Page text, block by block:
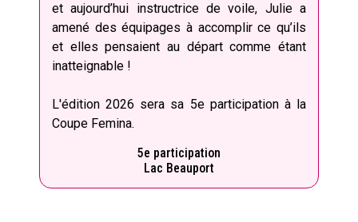
et aujourd’hui instructrice de voile, Julie a
amené des équipages à accomplir ce qu’ils
et elles pensaient au départ comme étant
inatteignable !
L'édition 2026 sera sa 5e participation à la
Coupe Femina.
5e participation
Lac Beauport